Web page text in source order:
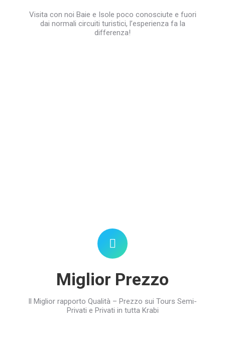
Visita con noi Baie e Isole poco conosciute e fuori
dai normali circuiti turistici, l’esperienza fa la
differenza!
Miglior Prezzo
Il Miglior rapporto Qualità – Prezzo sui Tours Semi-
Privati e Privati in tutta Krabi